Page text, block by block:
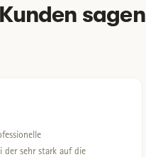
sagen
der sehr stark auf die